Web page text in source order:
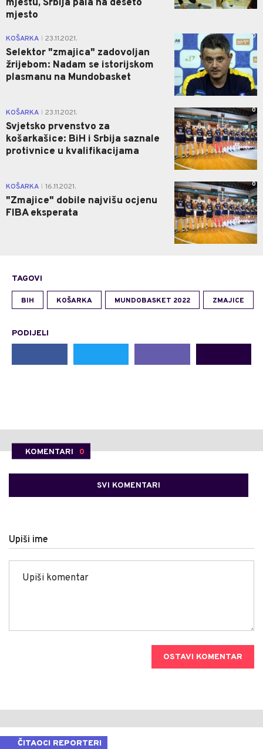
mjestu, Srbija pala na deseto
mjesto
KOŠARKA 23.11.2021.
Selektor "zmajica" zadovoljan
žrijebom: Nadam se istorijskom
plasmanu na Mundobasket
0
KOŠARKA 23.11.2021.
Svjetsko prvenstvo za
košarkašice: BiH i Srbija saznale
protivnice u kvalifikacijama
0
KOŠARKA 16.11.2021.
"Zmajice" dobile najvišu ocjenu
FIBA eksperata
0
TAGOVI
BIH KOŠARKA MUNDOBASKET 2022 ZMAJICE
PODIJELI
KOMENTARI 0
SVI KOMENTARI
Upiši ime
OSTAVI KOMENTAR
ČITAOCI REPORTERI